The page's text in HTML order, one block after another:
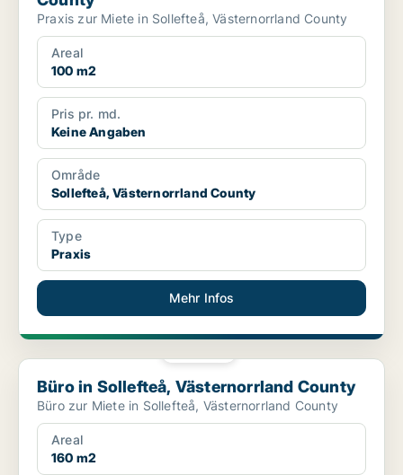
Praxis zur Miete in Sollefteå, Västernorrland County
Areal
100 m2
Pris pr. md.
Keine Angaben
Område
Sollefteå, Västernorrland County
Type
Praxis
Mehr Infos
Büro in Sollefteå, Västernorrland County
Büro in Sollefteå, Västernorrland County
Büro zur Miete in Sollefteå, Västernorrland County
Areal
160 m2